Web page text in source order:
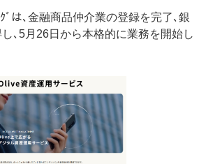
ﾞは､金融商品仲介業の登録を完了､銀
､5月26日から本格的に業務を開始し